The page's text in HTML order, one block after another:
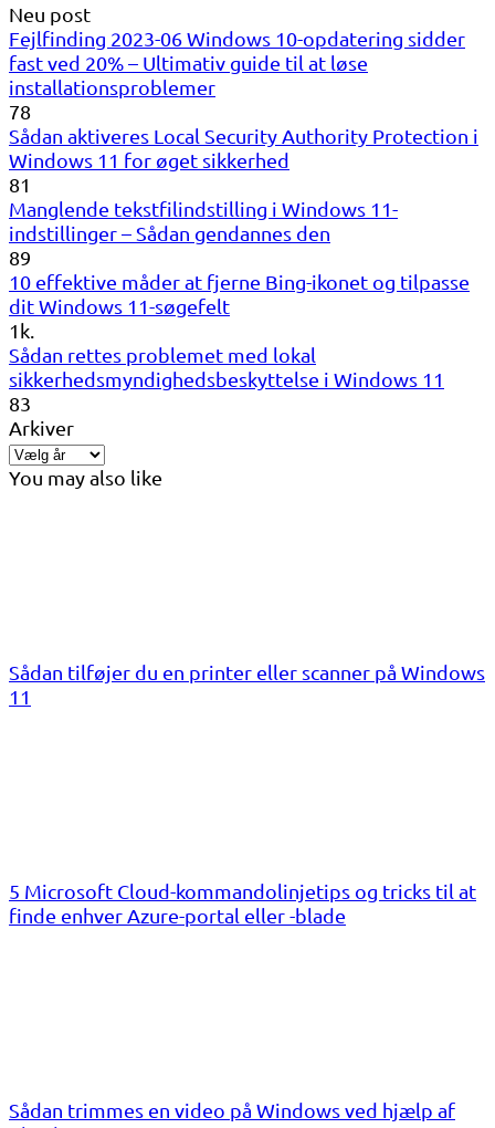
Neu post
Fejlfinding 2023-06 Windows 10-opdatering sidder
fast ved 20% – Ultimativ guide til at løse
installationsproblemer
78
Sådan aktiveres Local Security Authority Protection i
Windows 11 for øget sikkerhed
81
Manglende tekstfilindstilling i Windows 11-
indstillinger – Sådan gendannes den
89
10 effektive måder at fjerne Bing-ikonet og tilpasse
dit Windows 11-søgefelt
1k.
Sådan rettes problemet med lokal
sikkerhedsmyndighedsbeskyttelse i Windows 11
83
Arkiver
You may also like
Sådan tilføjer du en printer eller scanner på Windows
11
5 Microsoft Cloud-kommandolinjetips og tricks til at
finde enhver Azure-portal eller -blade
Sådan trimmes en video på Windows ved hjælp af